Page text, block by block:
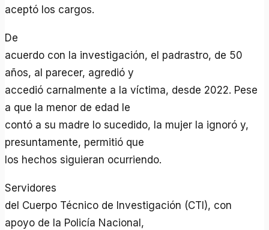
aceptó los cargos.
De
acuerdo con la investigación, el padrastro, de 50
años, al parecer, agredió y
accedió carnalmente a la víctima, desde 2022. Pese
a que la menor de edad le
contó a su madre lo sucedido, la mujer la ignoró y,
presuntamente, permitió que
los hechos siguieran ocurriendo.
Servidores
del Cuerpo Técnico de Investigación (CTI), con
apoyo de la Policía Nacional,